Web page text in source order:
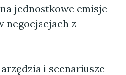
jednostkowe emisje
negocjacjach z
i scenariusze